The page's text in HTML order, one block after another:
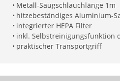
• Metall-Saugschlauchlänge 1m
• hitzebeständiges Aluminium-
• integrierter HEPA Filter
• inkl. Selbstreinigungsfunktion
• praktischer Transportgriff